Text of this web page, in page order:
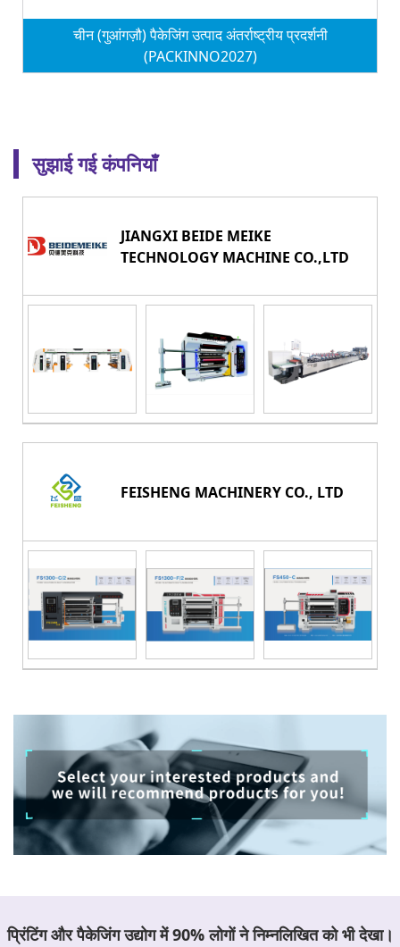
चीन (गुआंगज़ौ) पैकेजिंग उत्पाद अंतर्राष्ट्रीय प्रदर्शनी
(PACKINNO2027)
सुझाई गई कंपनियाँ
JIANGXI BEIDE MEIKE
TECHNOLOGY MACHINE CO.,LTD
FEISHENG MACHINERY CO., LTD
प्रिंटिंग और पैकेजिंग उद्योग में 90% लोगों ने निम्नलिखित को भी देखा।